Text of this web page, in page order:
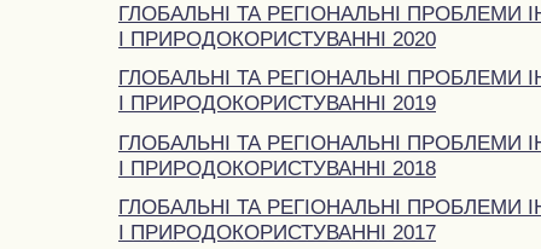
ГЛОБАЛЬНІ ТА РЕГІОНАЛЬНІ ПРОБЛЕМИ
І ПРИРОДОКОРИСТУВАННІ 2020
ГЛОБАЛЬНІ ТА РЕГІОНАЛЬНІ ПРОБЛЕМИ
І ПРИРОДОКОРИСТУВАННІ 2019
ГЛОБАЛЬНІ ТА РЕГІОНАЛЬНІ ПРОБЛЕМИ
І ПРИРОДОКОРИСТУВАННІ 2018
ГЛОБАЛЬНІ ТА РЕГІОНАЛЬНІ ПРОБЛЕМИ
І ПРИРОДОКОРИСТУВАННІ 2017